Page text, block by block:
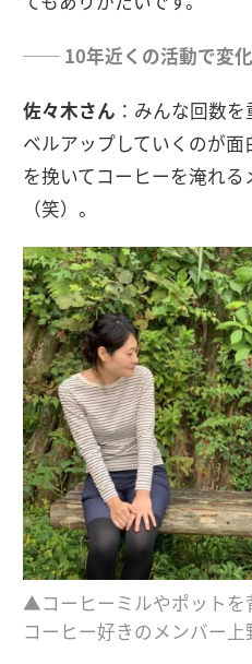
── 10年近くの活動で変化
佐々木さん ：みんな回数
ベルアップしていくのが
を挽いてコーヒーを淹れ
（笑）。
▲コーヒーミルやポットを
コーヒー好きのメンバー上